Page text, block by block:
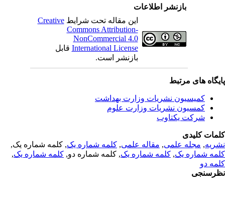
بازنشر اطلاعات
این مقاله تحت شرایطCreative
Commons Attribution-
NonCommercial 4.0
International Licenseقابل
بازنشر است.
های مرتبط
کمیسیون نشریات وزارت بهداشت
کمسیون نشریات وزارت علوم
شرکت یکتاوب
کلیدی
,مجله علمی, مقاله علمی, کلمه شماره یک, کلمه شماره یک,
شماره یک,کلمه شماره یک, کلمه شماره دو,کلمه شماره یک,
دو